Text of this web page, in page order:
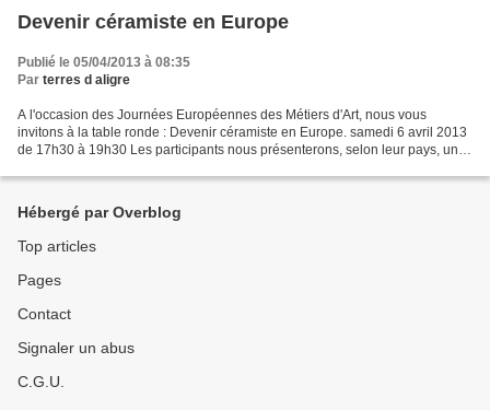
Devenir céramiste en Europe
Publié le 05/04/2013 à 08:35
Par terres d aligre
A l'occasion des Journées Européennes des Métiers d'Art, nous vous
invitons à la table ronde : Devenir céramiste en Europe. samedi 6 avril 2013
de 17h30 à 19h30 Les participants nous présenterons, selon leur pays, une
Hébergé par Overblog
Top articles
Pages
Contact
Signaler un abus
C.G.U.